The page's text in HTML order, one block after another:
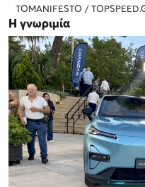
TOMANIFESTO /
Η γνωριμία